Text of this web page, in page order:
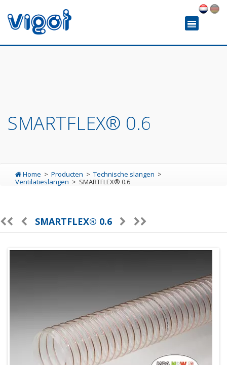
SMARTFLEX® 0.6
Home Producten
Technische slangen
Ventilatieslangen
SMARTFLEX® 0.6
SMARTFLEX® 0.6